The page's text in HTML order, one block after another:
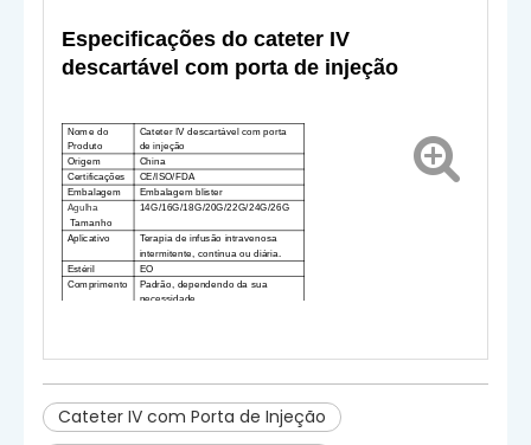
Especificações do cateter IV
descartável com porta de injeção
Nome do
Produto
Cateter IV descartável com porta
de injeção
Origem
China
Certificações
CE/ISO/FDA
Embalagem
Embalagem blister
Agulha
Tamanho
14G/16G/18G/20G/22G/24G/26G
Aplicativo
Terapia de infusão intravenosa
intermitente, contínua ou diária.
Estéril
EO
Comprimento Padrão, dependendo da sua
necessidade
embalagem estiver danificada.
Cateter IV com Porta de Injeção